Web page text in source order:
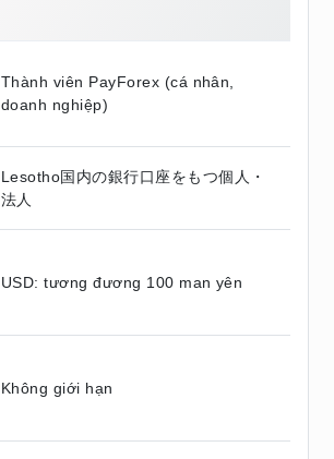
Thành viên PayForex (cá nhân,
doanh nghiệp)
Lesotho国内の銀行口座をもつ個人・
法人
USD: tương đương 100 man yên
Không giới hạn